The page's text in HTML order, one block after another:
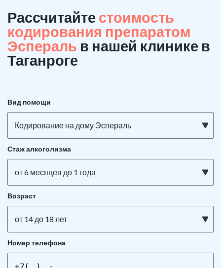
Рассчитайте стоимость
кодирования препаратом
Эспераль в нашей клинике в
Таганроге
Вид помощи
Кодирование на дому Эспераль
Стаж алкоголизма
от 6 месяцев до 1 года
Возраст
от 14 до 18 лет
Номер телефона